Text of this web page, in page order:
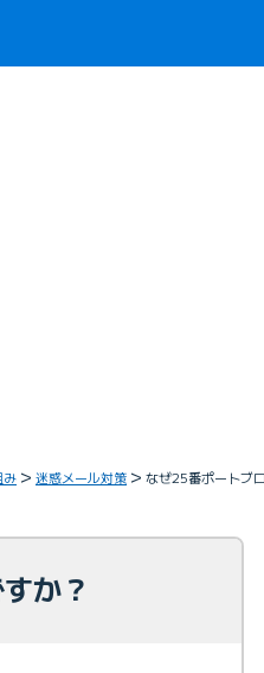
み 迷惑メール対策 なぜ25番ポートブ
か？